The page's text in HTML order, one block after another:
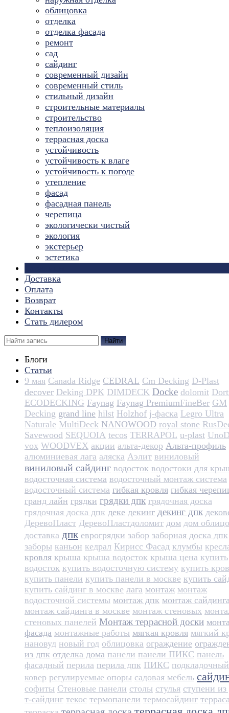
облицовка
отделка
отделка фасада
ремонт
сад
сайдинг
современный дизайн
современный стиль
стильный дизайн
строительные материалы
строительство
теплоизоляция
террасная доска
устойчивость
устойчивость к влаге
устойчивость к погоде
утепление
фасад
фасадная панель
черепица
экологически чистый
экология
экстерьер
эстетика
Доставка
Оплата
Возврат
Контакты
Стать дилером
Найти
Блоги
Статьи
9 мая Canada Ridge CEDRAL Cm Decking D-Plast
decover Deking DPK DIMDECK Docke dolomit
ECODECKING Faynag Faynag Premium​​​​​​​​​​FineBer GM
Decking grand line hilst Holzhof j-фаска Legro Ultra
Naturale MultiDeck NANOWOOD royal stone
Savewood SEQUOIA tecos TERRAPOL u-plast
vox WOODVEX акции альта-декор Альта-профиль
алюминиевая лага аляска Аэлит виниловый
виниловый сайдинг водосток водостоки для
водосточная система водосточный монтаж система
водосточный система гибкая кровля гибкая
гранд лайн грядки грядки дпк грядочная доска
грядочная доска дпк деке декинг декинг дпк
ДеревоПласт ДеревоПласт​доломит дом дом
доставка дпк еврогрядки забор заборная доска дпк
заборы каньон кедрал Кирисс Фасад клумбы
кровля крыша крыша водосток крыша цена купить
водосток купить водосточную систему купить
купить панели купить панели в москве купить
купить сайдинг в москве лага монтаж монтаж
водосточной системы монтаж дпк монтаж
монтаж сайдинга в москве монтаж стеновых
стеновых панелей Монтаж террасной доски
фасада монтажные работы мягкая кровля мягкий
нановуд новый год облицовка ограждение
из дпк отделка дома панели панели ПИКС панель
фасадный перила перила дпк ПИКС подкладочный
ковер регулируемые опоры садовая мебель
софиты Стеновые панели столы стулья ступени
т-сайдинг текос термопанели термосайдинг